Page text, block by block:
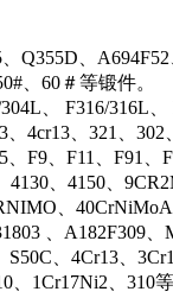
Q355D、
、60＃等锻件。
、 F316/316L、
4cr13、321、
F9、F11、F91、
4130、4150、
、
、A182F309、
、4Cr13、
、1Cr17Ni2、310等